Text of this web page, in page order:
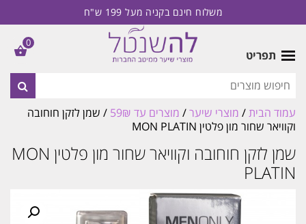
משלוח חינם בקניה מעל 199 ש"ח
תפריט
עמוד הבית/ מוצרי שיער/ מוצרים עד 59₪
/ שמן לזקן חוחובה
וקוויאר שחור מון פלטין MON PLATIN
שמן לזקן חוחובה וקוויאר שחור מון פלטין MON
PLATIN
0